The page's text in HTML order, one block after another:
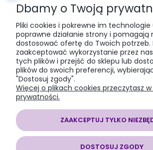
PŁATNOŚCI I
INFORMACJE
O NAS
SOMAP sklep modelarski| al. Jana Pawła II
śląskie | E-mail:
Dbamy o Twoją
Pliki cookies i pokrewne im technologie
poprawne działanie strony i pomagają
dostosować ofertę do Twoich potrzeb.
zaakceptować wykorzystanie przez
tych plików i przejść do sklepu lub
plików do swoich preferencji,
"Dostosuj zgody".
Więcej o plikach cookies przeczytasz
prywatności.
ZAAKCEPTUJ TYLKO
DOSTOSUJ ZGODY